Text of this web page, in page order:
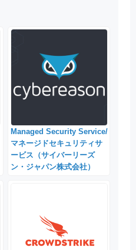
Managed Security Service/
マネージドセキュリティサ
ービス（サイバーリーズ
ン・ジャパン株式会社）